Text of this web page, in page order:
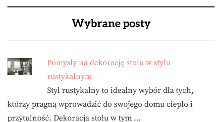
Wybrane posty
Pomysły na dekorację stołu w stylu
rustykalnym
Styl rustykalny to idealny wybór dla tych,
którzy pragną wprowadzić do swojego domu ciepło i
przytulność. Dekoracja stołu w tym …